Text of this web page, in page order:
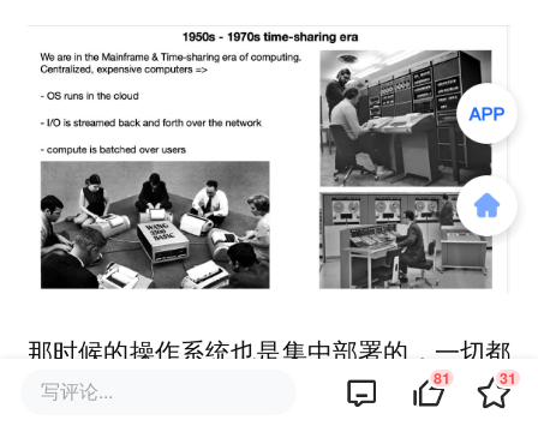
那时候的操作系统也是集中部署的，一切都
需要网络传输，大家排队等待自己的“批
写评论... 81 31